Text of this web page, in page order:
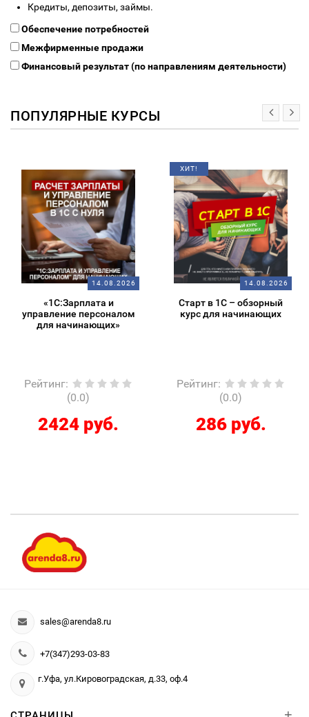
Кредиты, депозиты, займы.
Обеспечение потребностей
Межфирменные продажи
Финансовый результат (по направлениям деятельности)
ПОПУЛЯРНЫЕ КУРСЫ
14.08.2026
«1С:Зарплата и
управление персоналом
для начинающих»
Рейтинг:
(0.0)
2424 руб.
ХИТ!
14.08.2026
Старт в 1С – обзорный
курс для начинающих
Рейтинг:
(0.0)
286 руб.
sales@arenda8.ru
+7(347)293-03-83
г.Уфа, ул.Кировоградская, д.33, оф.4